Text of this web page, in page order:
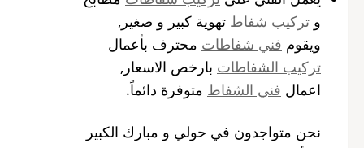
و تركيب شفاط تهوية كبير و صغير,
ويقوم فني شفاطات محترف بأعمال
تركيب الشفاطات بارخص الاسعار,
اعمال فني الشفاط متوفرة دائماً.
نحن متواجدون في حولي و مبارك الكبير